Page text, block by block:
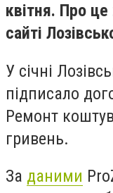
квітня. Про
сайті
У січні
підписало
Ремонт
гривень.
За даними